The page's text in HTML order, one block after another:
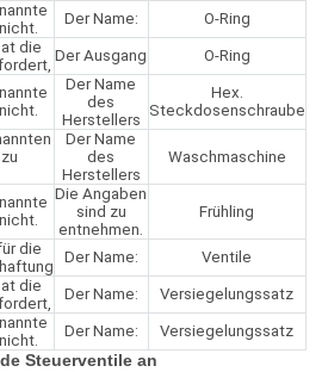
Der Name: O-Ring
die
Der Ausgang O-Ring
Der Name
des
Herstellers
Hex.
Steckdosenschraube
Der Name
des
Herstellers
Waschmaschine
Die Angaben
sind zu
entnehmen.
Frühling
die
Der Name: Ventile
die
Der Name:
Versiegelungssatz
Der Name: Versiegelungssatz
Steuerventile an